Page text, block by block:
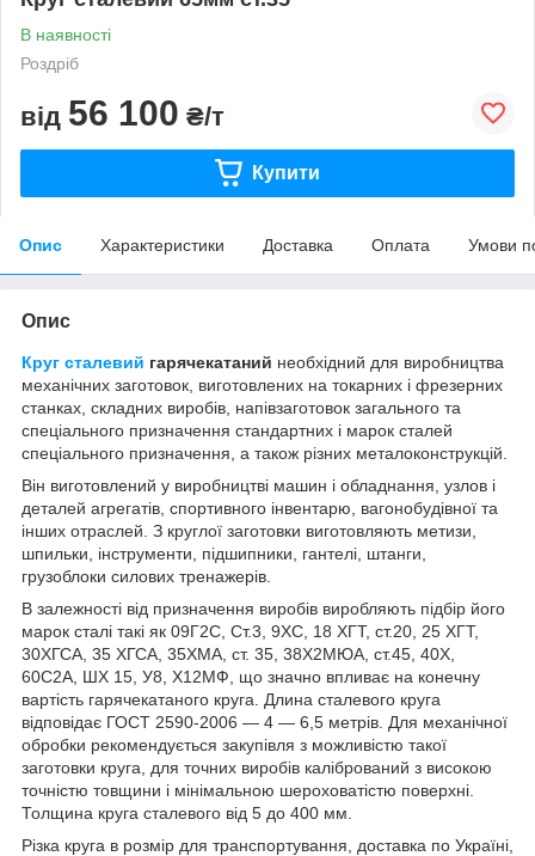
В наявності
Роздріб
від 56 100 ₴/т
Купити
Опис Характеристики Доставка Оплата Умови
Опис
Круг сталевий гарячекатаний необхідний для виробництва
механічних заготовок, виготовлених на токарних і фрезерних
станках, складних виробів, напівзаготовок загального та
спеціального призначення стандартних і марок сталей
спеціального призначення, а також різних металоконструкцій.
Він виготовлений у виробництві машин і обладнання, узлов і
деталей агрегатів, спортивного інвентарю, вагонобудівної та
інших отраслей. З круглої заготовки виготовляють метизи,
шпильки, інструменти, підшипники, гантелі, штанги,
грузоблоки силових тренажерів.
В залежності від призначення виробів виробляють підбір його
марок сталі такі як 09Г2С, Ст.3, 9ХС, 18 ХГТ, ст.20, 25 ХГТ,
30ХГСА, 35 ХГСА, 35ХМА, ст. 35, 38Х2МЮА, ст.45, 40Х,
60С2А, ШХ 15, У8, Х12МФ, що значно впливає на конечну
вартість гарячекатаного круга. Длина сталевого круга
відповідає ГОСТ 2590-2006 — 4 — 6,5 метрів. Для механічної
обробки рекомендується закупівля з можливістю такої
заготовки круга, для точних виробів калібрований з високою
точністю товщини і мінімальною шероховатістю поверхні.
Толщина круга сталевого від 5 до 400 мм.
Різка круга в розмір для транспортування, доставка по Україні,